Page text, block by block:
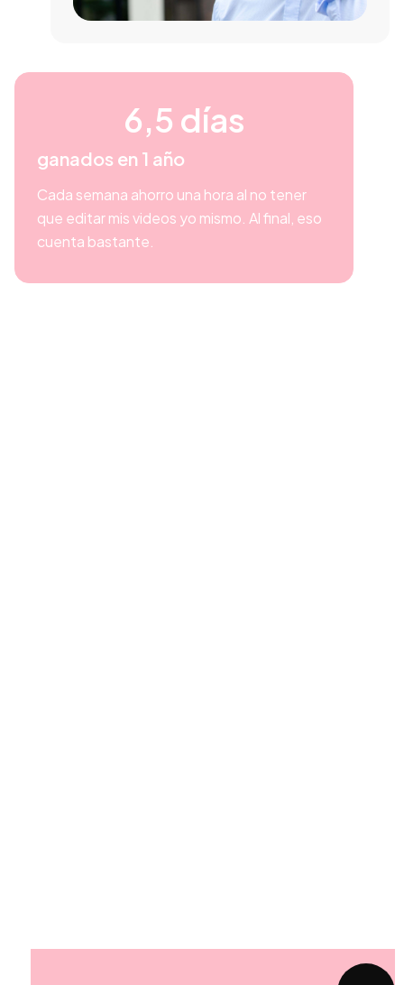
6,5 días
ganados en 1 año
Cada semana ahorro una hora al no tener
que editar mis videos yo mismo. Al final, eso
cuenta bastante.